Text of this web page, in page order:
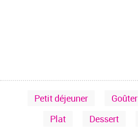
Petit déjeuner Goûter
Plat
Dessert